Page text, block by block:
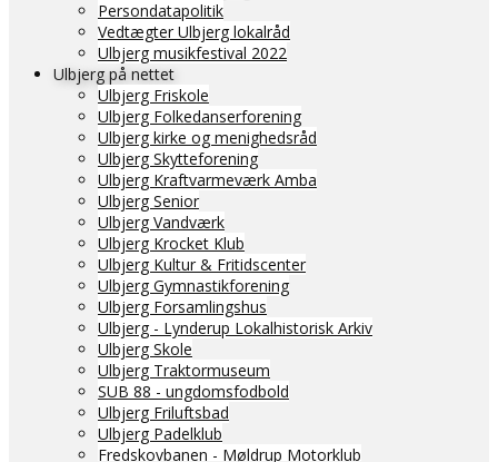
Persondatapolitik
Vedtægter Ulbjerg lokalråd
Ulbjerg musikfestival 2022
Ulbjerg på nettet
Ulbjerg Friskole
Ulbjerg Folkedanserforening
Ulbjerg kirke og menighedsråd
Ulbjerg Skytteforening
Ulbjerg Kraftvarmeværk Amba
Ulbjerg Senior
Ulbjerg Vandværk
Ulbjerg Krocket Klub
Ulbjerg Kultur & Fritidscenter
Ulbjerg Gymnastikforening
Ulbjerg Forsamlingshus
Ulbjerg - Lynderup Lokalhistorisk Arkiv
Ulbjerg Skole
Ulbjerg Traktormuseum
SUB 88 - ungdomsfodbold
Ulbjerg Friluftsbad
Ulbjerg Padelklub
Fredskovbanen - Møldrup Motorklub